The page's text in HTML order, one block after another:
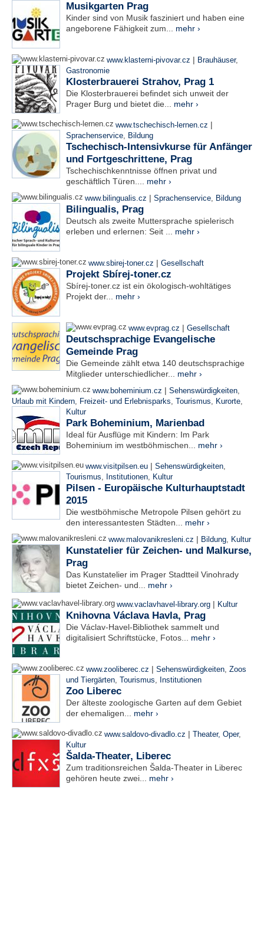
Musikgarten Prag
Kinder sind von Musik fasziniert und haben eine
angeborene Fähigkeit zum... mehr ›
www.klasterni-pivovar.cz | Brauhäuser,
Gastronomie
Klosterbrauerei Strahov, Prag 1
Die Klosterbrauerei befindet sich unweit der
Prager Burg und bietet die... mehr ›
www.tschechisch-lernen.cz |
Sprachenservice, Bildung
Tschechisch-Intensivkurse für Anfänger
und Fortgeschrittene, Prag
Tschechischkenntnisse öffnen privat und
geschäftlich Türen.... mehr ›
www.bilingualis.cz | Sprachenservice, Bildung
Bilingualis, Prag
Deutsch als zweite Muttersprache spielerisch
erleben und erlernen: Seit ... mehr ›
www.sbirej-toner.cz | Gesellschaft
Projekt Sbírej-toner.cz
Sbírej-toner.cz ist ein ökologisch-wohltätiges
Projekt der... mehr ›
www.evprag.cz | Gesellschaft
Deutschsprachige Evangelische
Gemeinde Prag
Die Gemeinde zählt etwa 140 deutschsprachige
Mitglieder unterschiedlicher... mehr ›
www.boheminium.cz | Sehenswürdigkeiten,
Urlaub mit Kindern, Freizeit- und Erlebnisparks, Tourismus, Kurorte,
Kultur
Park Boheminium, Marienbad
Ideal für Ausflüge mit Kindern: Im Park
Boheminium im westböhmischen... mehr ›
www.visitpilsen.eu | Sehenswürdigkeiten,
Tourismus, Institutionen, Kultur
Pilsen - Europäische Kulturhauptstadt
2015
Die westböhmische Metropole Pilsen gehört zu
den interessantesten Städten... mehr ›
www.malovanikresleni.cz | Bildung, Kultur
Kunstatelier für Zeichen- und Malkurse,
Prag
Das Kunstatelier im Prager Stadtteil Vinohrady
bietet Zeichen- und... mehr ›
www.vaclavhavel-library.org | Kultur
Knihovna Václava Havla, Prag
Die Václav-Havel-Bibliothek sammelt und
digitalisiert Schriftstücke, Fotos... mehr ›
www.zooliberec.cz | Sehenswürdigkeiten, Zoos
und Tiergärten, Tourismus, Institutionen
Zoo Liberec
Der älteste zoologische Garten auf dem Gebiet
der ehemaligen... mehr ›
www.saldovo-divadlo.cz | Theater, Oper,
Kultur
Šalda-Theater, Liberec
Zum traditionsreichen Šalda-Theater in Liberec
gehören heute zwei... mehr ›